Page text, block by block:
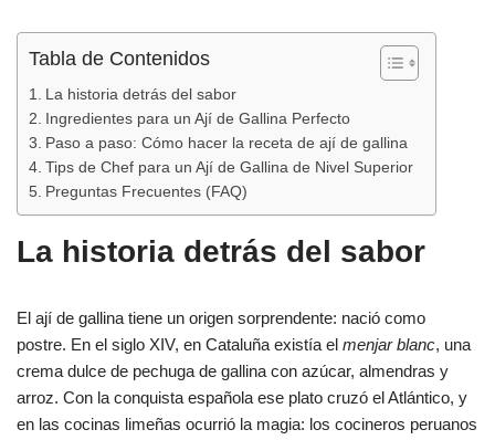
Tabla de Contenidos
La historia detrás del sabor
Ingredientes para un Ají de Gallina Perfecto
Paso a paso: Cómo hacer la receta de ají de gallina
Tips de Chef para un Ají de Gallina de Nivel Superior
Preguntas Frecuentes (FAQ)
La historia detrás del sabor
El ají de gallina tiene un origen sorprendente: nació como
postre. En el siglo XIV, en Cataluña existía el menjar blanc, una
crema dulce de pechuga de gallina con azúcar, almendras y
arroz. Con la conquista española ese plato cruzó el Atlántico, y
en las cocinas limeñas ocurrió la magia: los cocineros peruanos